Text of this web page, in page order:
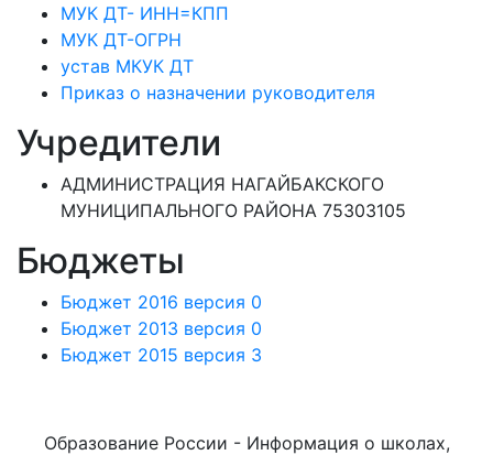
МУК ДТ- ИНН=КПП
МУК ДТ-ОГРН
устав МКУК ДТ
Приказ о назначении руководителя
Учредители
АДМИНИСТРАЦИЯ НАГАЙБАКСКОГО
МУНИЦИПАЛЬНОГО РАЙОНА 75303105
Бюджеты
Бюджет 2016 версия 0
Бюджет 2013 версия 0
Бюджет 2015 версия 3
Образование России - Информация о школах,